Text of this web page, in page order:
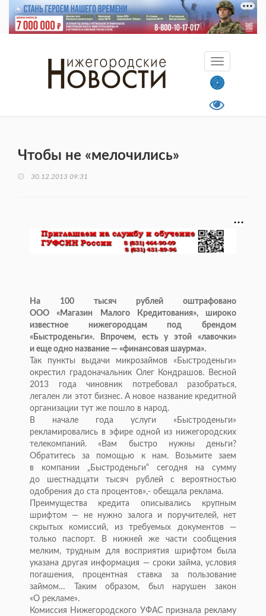
Чтобы не «мелочились»
30.12.2013 09:31
На
100 тысяч рублей оштрафовано
ООО«Магазин Малого Кредитования», широко
известное нижегородцам под брендом
« Быстроденьги». Впрочем, есть у этой«лавочки»
и еще одно название — «финансовая шаурма».
Так пункты выдачи микрозаймов « Быстроденьги»
окрестил градоначальник Олег Кондрашов. Весной
2013 года чиновник потребовал разобраться,
легален ли этот бизнес. А новое название кредитной
организации тут же пошло в народ.
В
начале года услуги « Быстроденьги»
рекламировались в эфире одной из нижегородских
телекомпаний. « Вам быстро нужны деньги?
Обратитесь за
помощью к
нам. Возьмите заем
в
компании „Быстроденьги“ сегодня на
сумму
до
шестнадцати тысяч рублей с
вероятностью
одобрения до ста процентов»,- обещала реклама.
Преимущества кредита описывались крупным
шрифтом
— не нужно залога и
поручителей, нет
скрытых комиссий, из
требуемых документов
—
только паспорт. В
нижней
же части сообщения
мелким, трудным для восприятия шрифтом была
указана другая информация —сроки займа, условия
погашения, процентная ставка за
пользование
займом… Таким образом, был нарушен закон
«О рекламе».
Комиссия Нижегородского УФАС признала рекламу